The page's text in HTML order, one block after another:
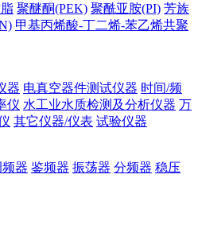
聚醚酮(PEK) 聚酰亚胺(PI) 芳族
甲基丙烯酸-丁二烯-苯乙烯共聚
器 电真空器件测试仪器 时间/频
仪 水工业水质检测及分析仪器 万
其它仪器/仪表 试验仪器
器 鉴频器 振荡器 分频器 稳压